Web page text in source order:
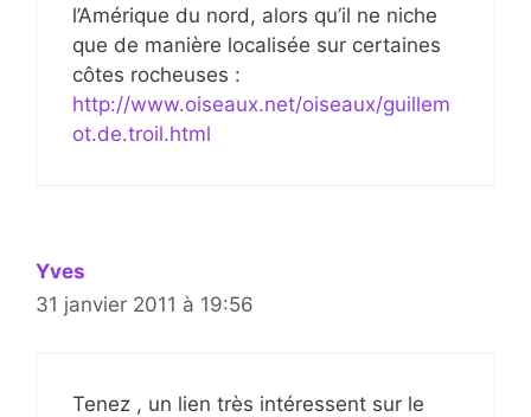
l’Amérique du nord, alors qu’il ne niche
que de manière localisée sur certaines
côtes rocheuses :
http://www.oiseaux.net/oiseaux/guillem
ot.de.troil.html
Yves
31 janvier 2011 à 19:56
Tenez , un lien très intéressent sur le